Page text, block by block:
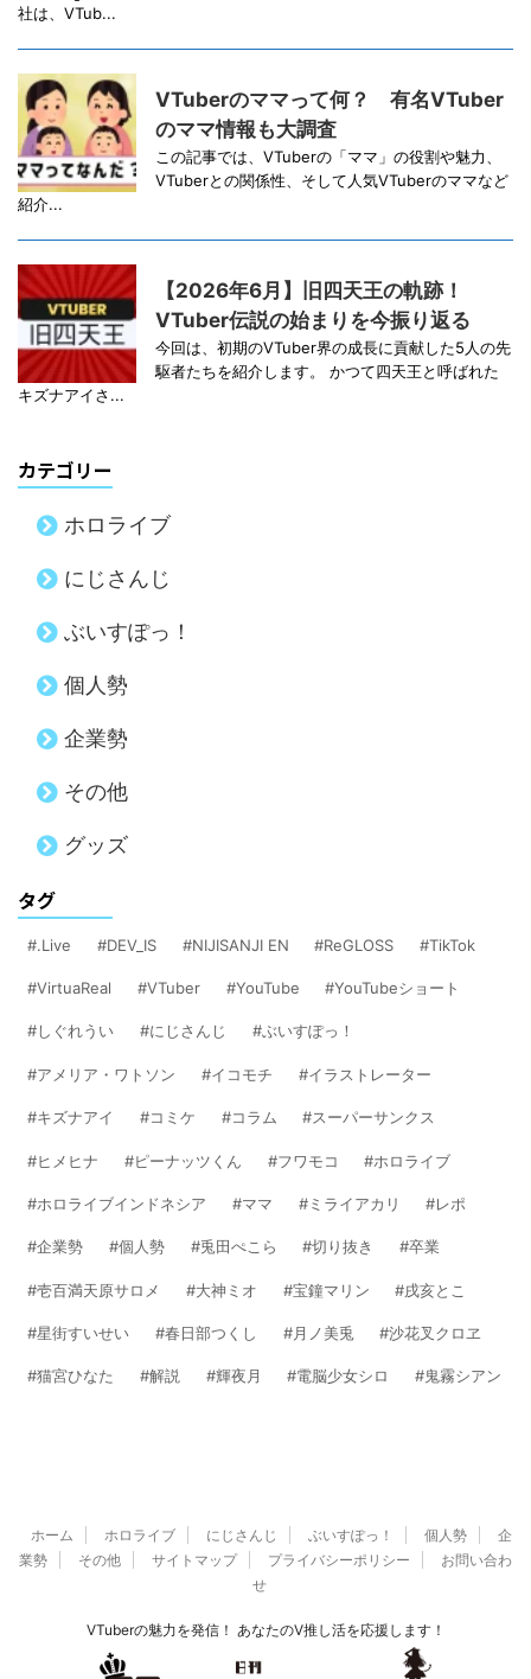
社は、VTub...
VTuberのママって何？ 有名VTuber
のママ情報も大調査
この記事では、VTuberの「ママ」の役割や魅力、
VTuberとの関係性、そして人気VTuberのママなど
紹介...
【2026年6月】旧四天王の軌跡！
VTuber伝説の始まりを今振り返る
今回は、初期のVTuber界の成長に貢献した5人の先
駆者たちを紹介します。 かつて四天王と呼ばれた
キズナアイさ...
カテゴリー
ホロライブ
にじさんじ
ぶいすぽっ！
個人勢
企業勢
その他
グッズ
タグ
.Live DEV_IS NIJISANJI EN ReGLOSS TikTok
VirtuaReal VTuber YouTube YouTubeショート
しぐれうい にじさんじ ぶいすぽっ！
アメリア・ワトソン イコモチ イラストレーター
キズナアイ コミケ コラム スーパーサンクス
ヒメヒナ ピーナッツくん フワモコ ホロライブ
ホロライブインドネシア ママ ミライアカリ レポ
企業勢 個人勢 兎田ぺこら 切り抜き 卒業
壱百満天原サロメ 大神ミオ 宝鐘マリン 戌亥とこ
星街すいせい 春日部つくし 月ノ美兎 沙花叉クロヱ
猫宮ひなた 解説 輝夜月 電脳少女シロ 鬼霧シアン
ホーム ホロライブ にじさんじ ぶいすぽっ！ 個人勢
企
業勢
その他 サイトマップ プライバシーポリシー
お問い合わ
せ
VTuberの魅力を発信！ あなたのV推し活を応援します！